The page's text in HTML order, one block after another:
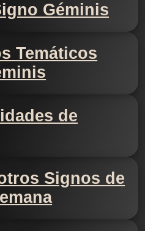
Géminis
Temáticos
de
Signos de